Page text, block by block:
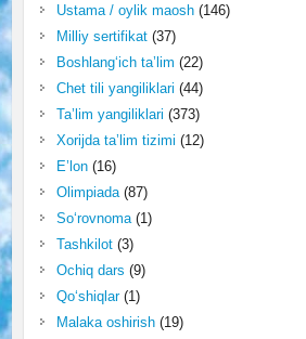
Ustama / oylik maosh(146)
Milliy sertifikat(37)
Boshlang‘ich ta’lim (22)
Chet tili yangiliklari (44)
Ta’lim yangiliklari (373)
Xorijda ta’lim tizimi (12)
E’lon(16)
Olimpiada(87)
So‘rovnoma(1)
Tashkilot(3)
Ochiq dars (9)
Qo‘shiqlar(1)
Malaka oshirish(19)